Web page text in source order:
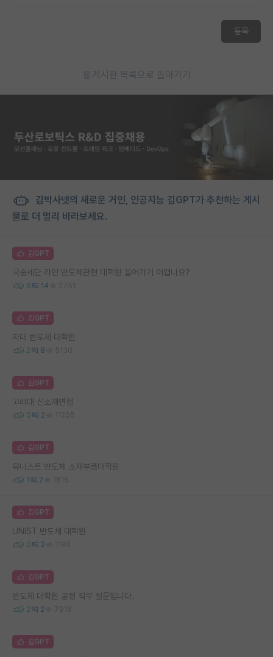
등록
게시판 목록으로 돌아가기
김박사넷의 새로운 거인, 인공지능 김GPT가 추천하는 게시
물로 더 멀리 바라보세요.
김GPT
국숭세단 라인 반도체관련 대학원 들어가기 어렵나요?
6 14 2751
김GPT
자대 반도체 대학원
2 8 5130
김GPT
고려대 신소재면접
0 2 11205
김GPT
유니스트 반도체 소재부품대학원
1 2 1815
김GPT
UNIST 반도체 대학원
0 2 1186
김GPT
반도체 대학원 공정 직무 질문입니다.
2 2 7916
김GPT